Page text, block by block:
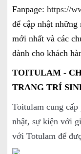
Fanpage: https://
để cập nhật
mới nhất và các
dành cho khách
TOITULAM -
TRANG TRÍ
Toitulam cung
nhật, sự kiện với
với Totulam để